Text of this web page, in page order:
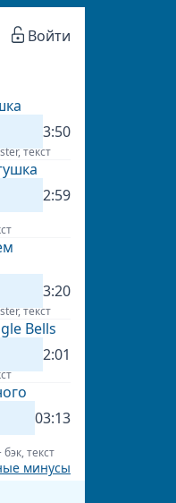
Войти
3:50
текст
2:59
3:20
текст
Bells
2:01
03:13
текст
минусы